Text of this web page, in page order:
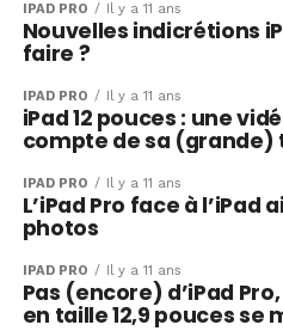
IPAD PRO Il y a 11 ans
Nouvelles indicrétions
faire ?
IPAD PRO Il y a 11 ans
iPad 12 pouces : une
compte de sa (grande)
IPAD PRO Il y a 11 ans
L’iPad Pro face à l’iPad
photos
IPAD PRO Il y a 11 ans
Pas (encore) d’iPad
en taille 12,9 pouces se